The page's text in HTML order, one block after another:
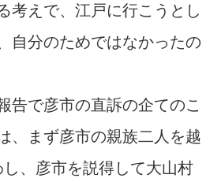
考えで、江戸に行こうとし
自分のためではなかったの
告で彦市の直訴の企てのこ
、まず彦市の親族二人を越
、彦市を説得して大山村